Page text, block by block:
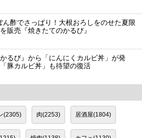
ん酢でさっぱり！大根おろしをのせた夏限
販売『焼きたてのかるび』
かるび』から「にんにくカルビ丼」が発
豚カルビ丼」も待望の復活
(2305) 肉(2253) 居酒屋(1804)